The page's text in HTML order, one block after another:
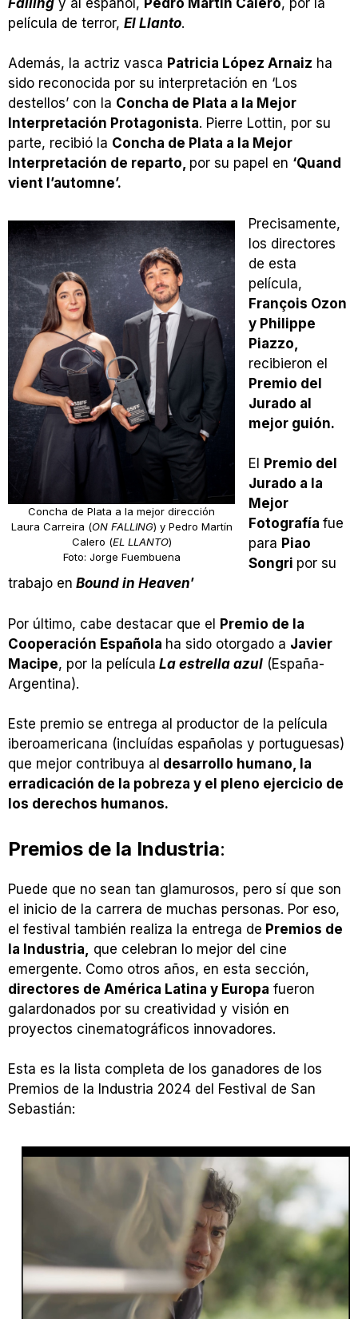
película de terror, El Llanto.
Además, la actriz vasca Patricia López Arnaiz ha
sido reconocida por su interpretación en ‘Los
destellos’ con la Concha de Plata a la Mejor
Interpretación Protagonista. Pierre Lottin, por su
parte, recibió la Concha de Plata a la Mejor
Interpretación de reparto, por su papel en ‘Quand
vient l’automne’.
Concha de Plata a la mejor dirección
Laura Carreira (ON FALLING) y Pedro Martín
Calero (EL LLANTO)
Foto: Jorge Fuembuena
Precisamente,
los directores
de esta
película,
François Ozon
y Philippe
Piazzo,
recibieron el
Premio del
Jurado al
mejor guión.
El
Premio del
Jurado a la
Mejor
Fotografía fue
para Piao
Songri por su
trabajo en Bound in Heaven’
Por último, cabe destacar que el Premio de la
Cooperación Española ha sido otorgado a Javier
Macipe, por la película La estrella azul (España-
Argentina).
Este premio se entrega al productor de la película
iberoamericana (incluídas españolas y portuguesas)
que mejor contribuya al desarrollo humano, la
erradicación de la pobreza y el pleno ejercicio de
los derechos humanos.
Premios de la Industria:
Puede que no sean tan glamurosos, pero sí que son
el inicio de la carrera de muchas personas. Por eso,
el festival también realiza la entrega de Premios de
la Industria,
que celebran lo mejor del cine
emergente. Como otros años, en esta sección,
directores de América Latina y Europa fueron
galardonados por su creatividad y visión en
proyectos cinematográficos innovadores.
Esta es la lista completa de los ganadores de los
Premios de la Industria 2024 del Festival de San
Sebastián: